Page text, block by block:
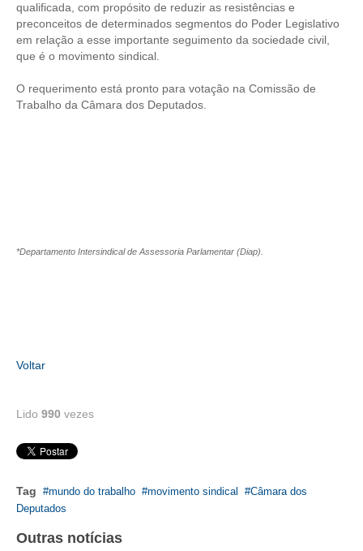
CONTRIBUIÇÃO ASSISTENCIAL
CONTRIBUIÇÃO ASSOCIATIVA OU ANUIDADE DE SÓCIO
REVISÃO DE APOSENTADORIA
LEI 4.950-A/1966 – PISO SALARIAL
PISO SALARIAL
FIQUE POR DENTRO
APRESENTAÇÃO
EMPREGO E ESTÁGIO
qualificada, com propósito de reduzir as resistências e
preconceitos de determinados segmentos do Poder Legislativo
em relação a esse importante seguimento da sociedade civil,
que é o movimento sindical.
O requerimento está pronto para votação na Comissão de
Trabalho da Câmara dos Deputados.
*Departamento Intersindical de Assessoria Parlamentar (Diap).
Voltar
Lido 990 vezes
Tag mundo do trabalho movimento sindical
Câmara dos
Deputados
Outras notícias